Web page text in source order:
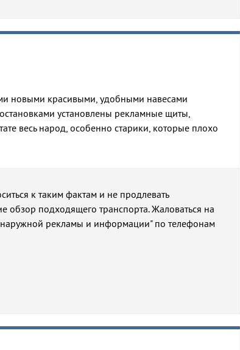
новыми красивыми, удобными навесами
установлены рекламные щиты,
весь народ, особенно старики, которые плохо
к таким фактам и не продлевать
подходящего транспорта. Жаловаться на
рекламы и информации" по телефонам